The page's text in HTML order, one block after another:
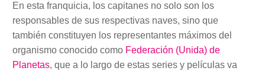
En esta franquicia, los capitanes no solo son los
responsables de sus respectivas naves, sino que
también constituyen los representantes máximos del
organismo conocido como Federación (Unida) de
Planetas, que a lo largo de estas series y películas va